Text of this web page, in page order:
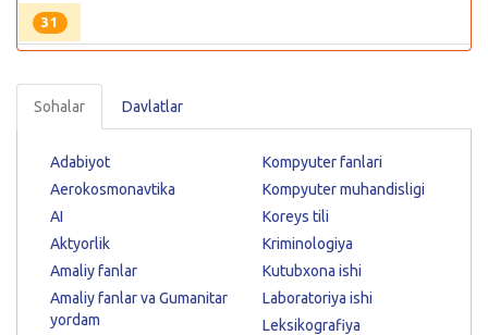
31
Sohalar Davlatlar
Adabiyot
Aerokosmonavtika
AI
Aktyorlik
Amaliy fanlar
Amaliy fanlar va Gumanitar
yordam
Kompyuter fanlari
Kompyuter muhandisligi
Koreys tili
Kriminologiya
Kutubxona ishi
Laboratoriya ishi
Leksikografiya